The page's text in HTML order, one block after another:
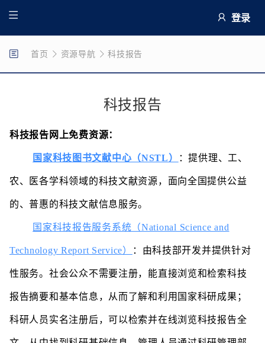
登录
首页 资源导航 科技报告
科技报告
科技报告网上免费资源：
国家科技图书文献中心（NSTL） ：提供理、工、
农、医各学科领域的科技文献资源，面向全国提供公益
的、普惠的科技文献信息服务。
国家科技报告服务系统（National Science and
Technology Report Service） ：由科技部开发并提供针对
性服务。社会公众不需要注册，能直接浏览和检索科技
报告摘要和基本信息，从而了解和利用国家科研成果；
科研人员实名注册后，可以检索并在线浏览科技报告全